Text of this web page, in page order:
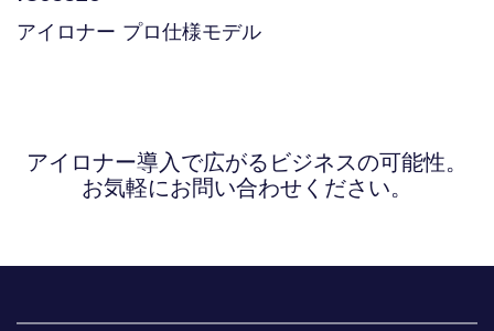
アイロナー プロ仕様モデル
アイロナー導入で広がるビジネスの可能性。
お気軽にお問い合わせください。